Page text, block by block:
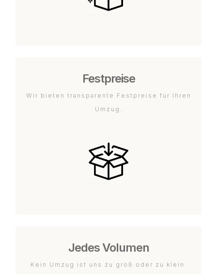
Festpreise
Wir bieten transparente Festpreise für Ihren
Umzug.
Jedes Volumen
Kein Umzug ist uns zu groß oder zu klein.